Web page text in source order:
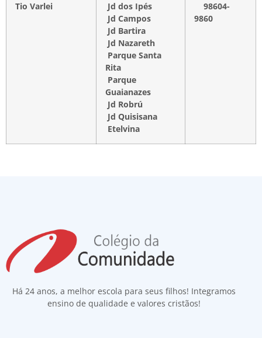
Tio Varlei
Jd dos Ipés
Jd Campos
Jd Bartira
Jd Nazareth
Parque Santa
Rita
Parque
Guaianazes
Jd Robrú
Jd Quisisana
Etelvina
98604-
9860
Há 24 anos, a melhor escola para seus filhos! Integramos
ensino de qualidade e valores cristãos!